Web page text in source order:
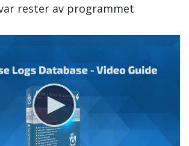
rester av programmet